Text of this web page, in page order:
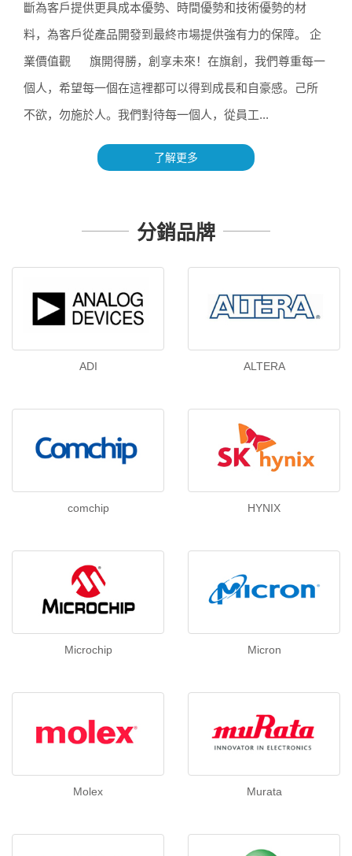
斷為客戶提供更具成本優勢、時間優勢和技術優勢的材
料，為客戶從產品開發到最終市場提供強有力的保障。 企
業價值觀 旗開得勝，創享未來！在旗創，我們尊重每一
個人，希望每一個在這裡都可以得到成長和自豪感。己所
不欲，勿施於人。我們對待每一個人，從員工...
了解更多
分銷品牌
ADI ALTERA
comchip HYNIX
Microchip Micron
Molex Murata